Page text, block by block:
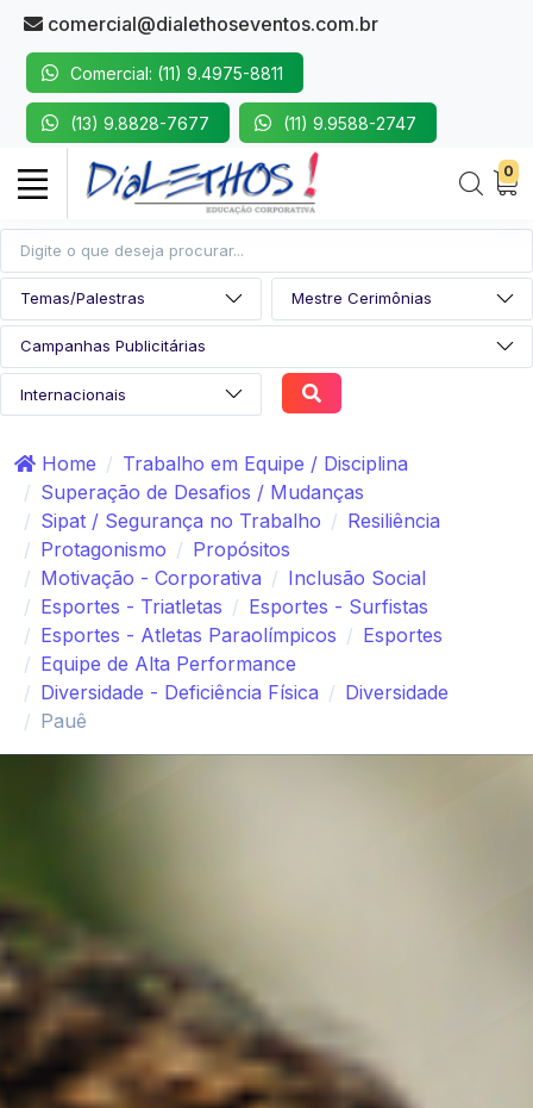
comercial@dialethoseventos.com.br
Comercial: (11) 9.4975-8811
(13) 9.8828-7677 (11) 9.9588-2747
0
Home
Trabalho em Equipe / Disciplina
Superação de Desafios / Mudanças
Sipat / Segurança no Trabalho
Resiliência
Protagonismo
Propósitos
Motivação - Corporativa
Inclusão Social
Esportes - Triatletas
Esportes - Surfistas
Esportes - Atletas Paraolímpicos
Esportes
Equipe de Alta Performance
Diversidade - Deficiência Física
Diversidade
Pauê